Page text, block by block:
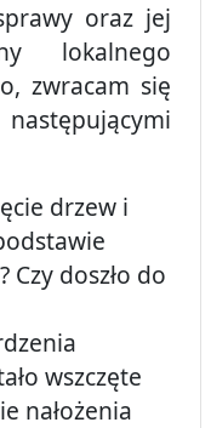
oraz jej
lokalnego
zwracam się
drzew i
doszło do
wszczęte
nałożenia